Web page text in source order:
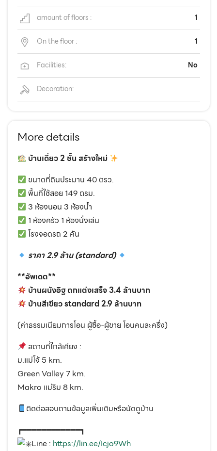
amount of floors : 1
On the floor : 1
Facilities: No
Decoration:
More details
บ้านเดี่ยว 2 ชั้น สร้างใหม่
ขนาดที่ดินประมาน 40 ตรว.
พื้นที่ใช้สอย 149 ตรม.
3 ห้องนอน 3 ห้องน้ำ
1 ห้องครัว 1 ห้องนั่งเล่น
โรงจอดรถ 2 คัน
ราคา 2.9 ล้าน (standard)
**อัพเดต**
บ้านผนังอิฐ ตกแต่งเสร็จ 3.4 ล้านบาท
บ้านสีเขียว standard 2.9 ล้านบาท
(ค่าธรรมเนียมการโอน ผู้ซื้อ-ผู้ขาย โอนคนละครึ่ง)
สถานที่ใกล้เคียง :
ม.แม่โจ้ 5 km.
Green Valley 7 km.
Makro แม่ริม 8 km.
ติดต่อสอบถามข้อมูลเพิ่มเติมหรือนัดดูบ้าน
┏━━━━━━━━━━━━┓
Line : https://lin.ee/Icjo9Wh